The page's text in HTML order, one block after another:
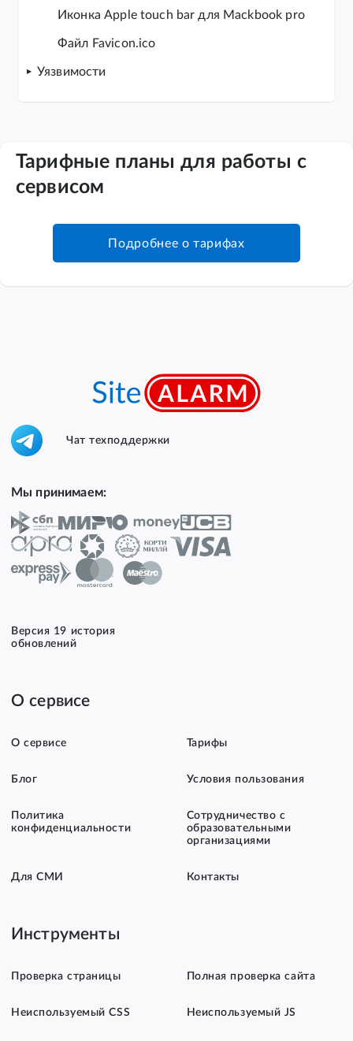
Иконка Apple touch bar для Mackbook pro
Файл Favicon.ico
Уязвимости
Тарифные планы для работы с
сервисом
Подробнее о тарифах
Чат техподдержки
Мы принимаем:
Версия 19 история
обновлений
О сервисе
О сервисе Тарифы
Блог Условия пользования
Политика
конфиденциальности
Сотрудничество с
образовательными
организациями
Для СМИ Контакты
Инструменты
Проверка страницы Полная проверка сайта
Неиспользуемый CSS Неиспользуемый JS